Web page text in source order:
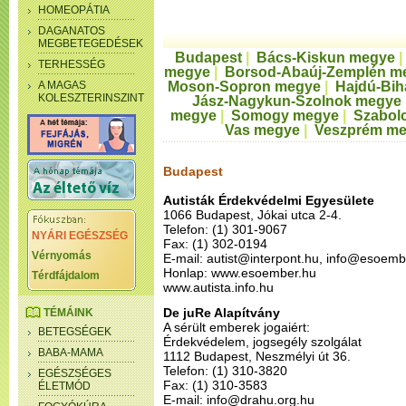
HOMEOPÁTIA
DAGANATOS
MEGBETEGEDÉSEK
TERHESSÉG
A MAGAS
KOLESZTERINSZINT
NYÁRI EGÉSZSÉG
Vérnyomás
Térdfájdalom
TÉMÁINK
BETEGSÉGEK
BABA-MAMA
EGÉSZSÉGES
ÉLETMÓD
Budapest Bács-Kiskun megye
megye|
Borsod-Abaúj-Zemplén
Moson-Sopron megye
Hajdú-
Jász-Nagykun-Szolnok megye
megye| Somogy megye|
Vas megye
Veszprém
Budapest
Autisták Érdekvédelmi Egyesülete
1066 Budapest, Jókai utca 2-4.
Telefon: (1) 301-9067
Fax: (1) 302-0194
E-mail: autist@interpont.hu,
Honlap: www.esoember.hu
www.autista.info.hu
De juRe Alapítvány
A sérült emberek jogaiért:
Érdekvédelem, jogsegély szolgálat
1112 Budapest, Neszmélyi út 36.
Telefon: (1) 310-3820
Fax: (1) 310-3583
E-mail: info@drahu.org.hu